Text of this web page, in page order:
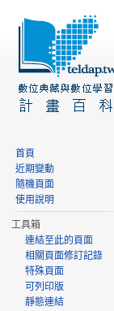
首頁
近期變動
隨機頁面
使用說明
工具箱
連結至此的頁面
相關頁面修訂記錄
特殊頁面
可列印版
靜態連結